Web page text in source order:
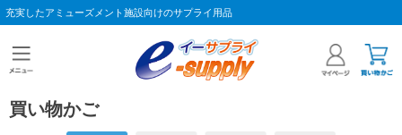
充実したアミューズメント施設向けのサプライ用品
買い物かご